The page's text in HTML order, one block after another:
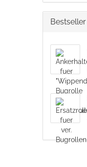
Bestseller